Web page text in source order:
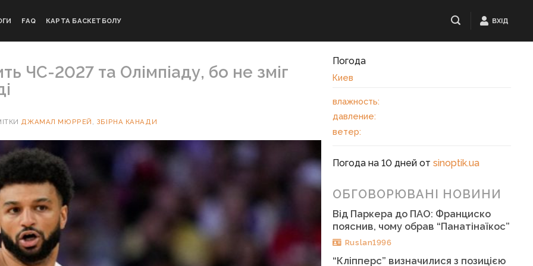
FAQ КАРТА БАСКЕТБОЛУ ВХІД
ЧС-2027 та Олімпіаду, бо не зміг
ДЖАМАЛ МЮРРЕЙ ЗБІРНА КАНАДИ
Погода
Киев
влажность:
давление:
ветер:
Погода на 10 дней отsinoptik.ua
ОБГОВОРЮВАНІ НОВИНИ
Від Паркера до ПАО: Франциско
пояснив, чому обрав “Панатінаїкос”
Ruslan1996
“Кліпперс” визначилися з позицією